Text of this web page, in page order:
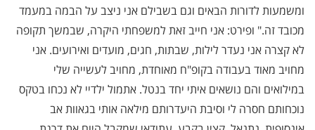
ומשמעות לדורות הבאים וגם בשבילם אני ניצב על הבמה במעמד
מכובד זה." ופירט: אני חייב זאת למשפחתי היקרה, שבמשך תקופה
לא קצרה אני נעדר לילות, שבתות, חגים, מועדים ואירועים. אני
מחויב מאוד בעבודה בקופ"ח מאוחדת, מחויב לעשייה שלי
במילואים והם נושאים איתי יחד בנטל. אתמול ילדיי לא נכחו בטקס
נוכחותם חסרה לי וסיבת היעדרותם מילאה אותי בגאוות אב